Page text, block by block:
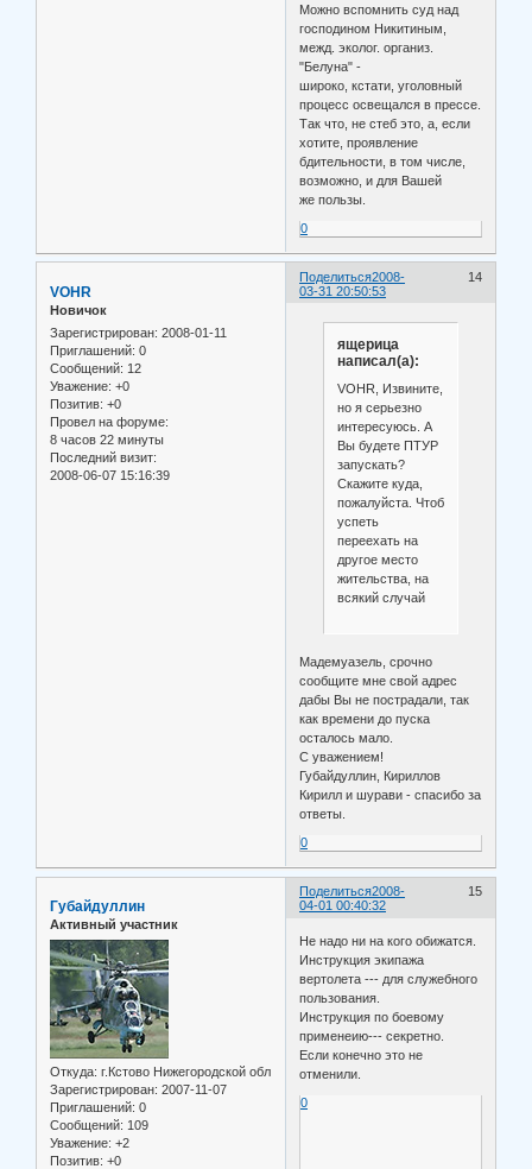
Можно вспомнить суд над
господином Никитиным,
межд. эколог. организ.
"Белуна" -
широко, кстати, уголовный
процесс освещался в прессе.
Так что, не стеб это, а, если
хотите, проявление
бдительности, в том числе,
возможно, и для Вашей
же пользы.
0
Поделиться 14
2008-
03-31 20:50:53
VOHR
Новичок
Зарегистрирован: 2008-01-11
Приглашений: 0
Сообщений: 12
Уважение: +0
Позитив: +0
Провел на форуме:
8 часов 22 минуты
Последний визит:
2008-06-07 15:16:39
ящерица
написал(а):
VOHR, Извините,
но я серьезно
интересуюсь. А
Вы будете ПТУР
запускать?
Скажите куда,
пожалуйста. Чтоб
успеть
переехать на
другое место
жительства, на
всякий случай
Мадемуазель, срочно
сообщите мне свой адрес
дабы Вы не пострадали, так
как времени до пуска
осталось мало.
С уважением!
Губайдуллин, Кириллов
Кирилл и шурави - спасибо за
ответы.
0
Поделиться 15
2008-
04-01 00:40:32
Губайдуллин
Активный участник
Откуда: г.Кстово Нижегородской обл
Зарегистрирован: 2007-11-07
Приглашений: 0
Сообщений: 109
Уважение: +2
Позитив: +0
Не надо ни на кого обижатся.
Инструкция экипажа
вертолета --- для служебного
пользования.
Инструкция по боевому
применеию--- секретно.
Если конечно это не
отменили.
0